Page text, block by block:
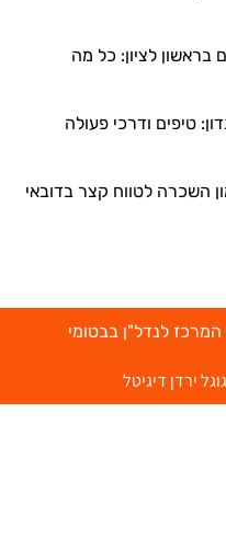
לציון: כל מה
טיפים ודרכי פעולה
השכרה לטווח קצר בדובאי
ירדן דיגיטל